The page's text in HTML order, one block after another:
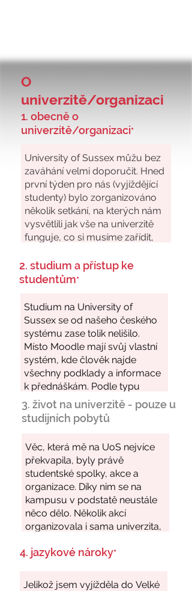
O
univerzitě/organizaci
1. obecně o
univerzitě/organizaci*
2. studium a přístup ke
studentům*
3. život na univerzitě - pouze u
studijních pobytů
4. jazykové nároky*